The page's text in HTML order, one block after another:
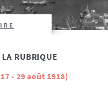
RUBRIQUE
- 29 août 1918)